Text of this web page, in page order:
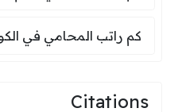
كم راتب المحامي
كم راتب المحامي في
Citations